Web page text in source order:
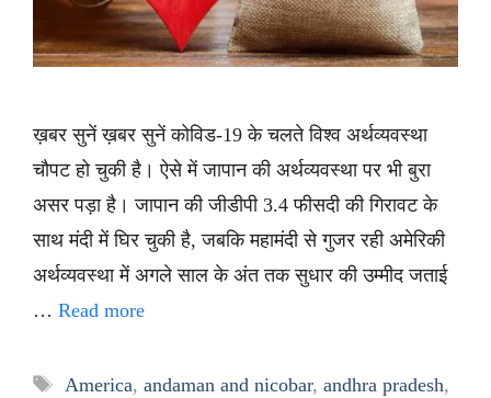
ख़बर सुनें ख़बर सुनें कोविड-19 के चलते विश्व अर्थव्यवस्था
चौपट हो चुकी है। ऐसे में जापान की अर्थव्यवस्था पर भी बुरा
असर पड़ा है। जापान की जीडीपी 3.4 फीसदी की गिरावट के
साथ मंदी में घिर चुकी है, जबकि महामंदी से गुजर रही अमेरिकी
अर्थव्यवस्था में अगले साल के अंत तक सुधार की उम्मीद जताई
… Read more
Tags
America, andaman and nicobar, andhra pradesh,